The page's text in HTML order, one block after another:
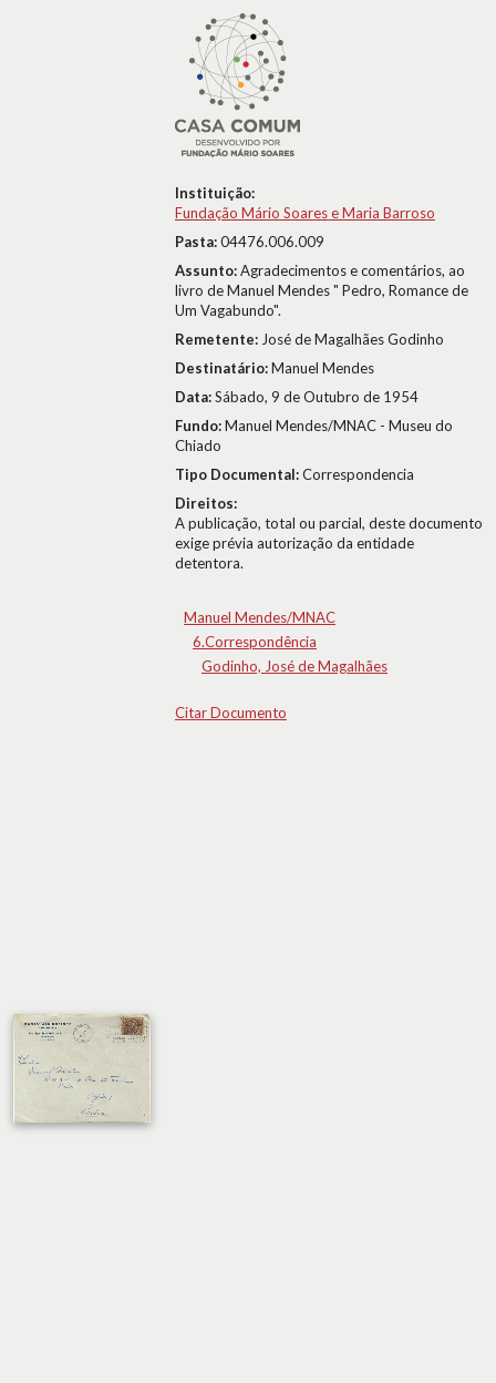
Instituição:
Fundação Mário Soares e Maria Barroso
Pasta:04476.006.009
Assunto:Agradecimentos e comentários, ao
livro de Manuel Mendes " Pedro, Romance de
Um Vagabundo".
Remetente: José de Magalhães Godinho
Destinatário:Manuel Mendes
Data:Sábado, 9 de Outubro de 1954
Fundo:Manuel Mendes/MNAC - Museu do
Chiado
Tipo Documental:Correspondencia
Direitos:
A publicação, total ou parcial, deste documento
exige prévia autorização da entidade
detentora.
Manuel Mendes/MNAC
6.Correspondência
Godinho, José de Magalhães
Citar Documento